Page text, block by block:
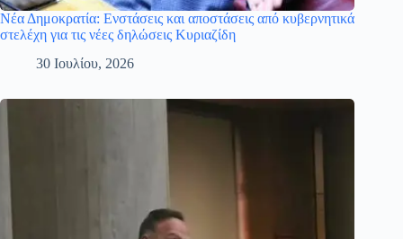
Νέα Δημοκρατία: Ενστάσεις και αποστάσεις από κυβερνητικά
στελέχη για τις νέες δηλώσεις Κυριαζίδη
30 Ιουλίου, 2026